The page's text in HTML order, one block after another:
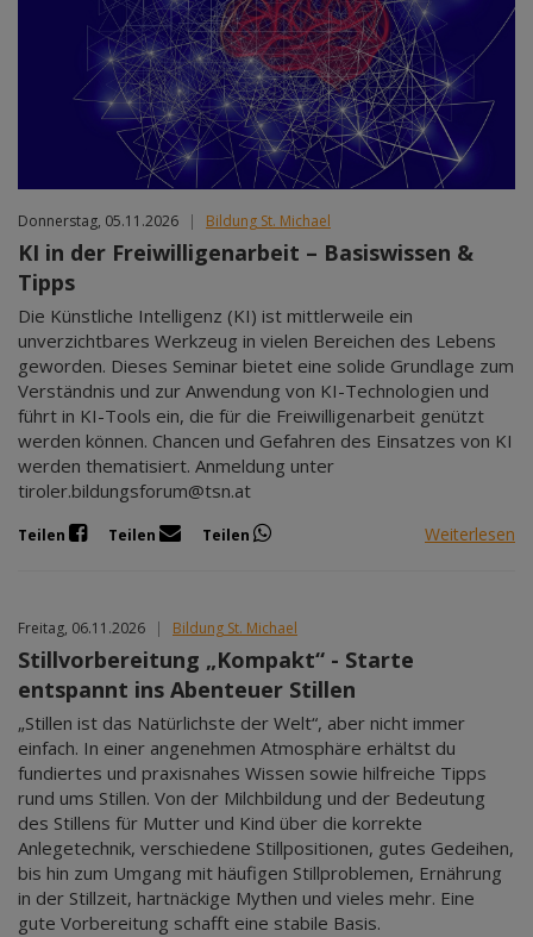
Donnerstag, 05.11.2026 | Bildung St. Michael
KI in der Freiwilligenarbeit – Basiswissen &
Tipps
Die Künstliche Intelligenz (KI) ist mittlerweile ein
unverzichtbares Werkzeug in vielen Bereichen des Lebens
geworden. Dieses Seminar bietet eine solide Grundlage zum
Verständnis und zur Anwendung von KI-Technologien und
führt in KI-Tools ein, die für die Freiwilligenarbeit genützt
werden können. Chancen und Gefahren des Einsatzes von KI
werden thematisiert. Anmeldung unter
tiroler.bildungsforum@tsn.at
Teilen Teilen Teilen Weiterlesen
Freitag, 06.11.2026 | Bildung St. Michael
Stillvorbereitung „Kompakt“ - Starte
entspannt ins Abenteuer Stillen
„Stillen ist das Natürlichste der Welt“, aber nicht immer
einfach. In einer angenehmen Atmosphäre erhältst du
fundiertes und praxisnahes Wissen sowie hilfreiche Tipps
rund ums Stillen. Von der Milchbildung und der Bedeutung
des Stillens für Mutter und Kind über die korrekte
Anlegetechnik, verschiedene Stillpositionen, gutes Gedeihen,
bis hin zum Umgang mit häufigen Stillproblemen, Ernährung
in der Stillzeit, hartnäckige Mythen und vieles mehr. Eine
gute Vorbereitung schafft eine stabile Basis.